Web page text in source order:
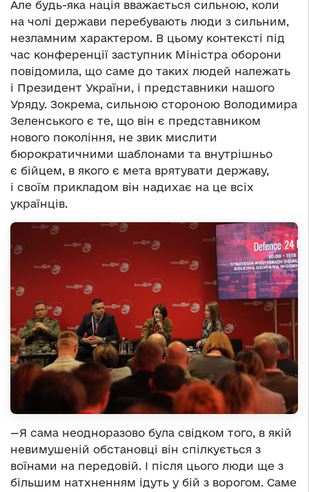
Але будь-яка нація вважається сильною, коли
на чолі держави перебувають люди з сильним,
незламним характером. В цьому контексті під
час конференції заступник Міністра оборони
повідомила, що саме до таких людей належать
і Президент України, і представники нашого
Уряду. Зокрема, сильною стороною Володимира
Зеленського є те, що він є представником
нового покоління, не звик мислити
бюрократичними шаблонами та внутрішньо
є бійцем, в якого є мета врятувати державу,
і своїм прикладом він надихає на це всіх
українців.
—Я сама неодноразово була свідком того, в якій
невимушеній обстановці він спілкується з
воїнами на передовій. І після цього люди ще з
більшим натхненням ідуть у бій з ворогом. Саме